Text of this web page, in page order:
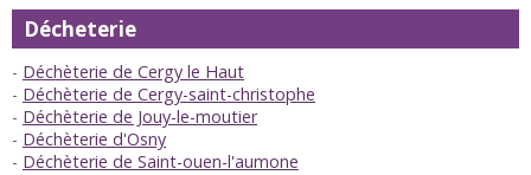
Décheterie
Déchèterie de Cergy le Haut
Déchèterie de Cergy-saint-christophe
Déchèterie de Jouy-le-moutier
Déchèterie d'Osny
Déchèterie de Saint-ouen-l'aumone